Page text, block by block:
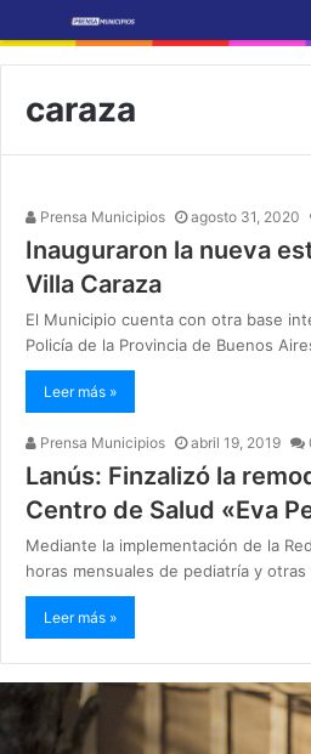
caraza
Prensa Municipios agosto 31, 2020
Inauguraron la nueva
Villa Caraza
El Municipio cuenta con otra base
Policía de la Provincia de Buenos
Leer más »
Prensa Municipios abril 19, 2019
Lanús: Finzalizó la
Centro de Salud «Eva
Mediante la implementación de la
horas mensuales de pediatría y
Leer más »